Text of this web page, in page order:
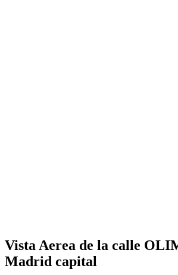
Vista Aerea de la calle
Madrid capital